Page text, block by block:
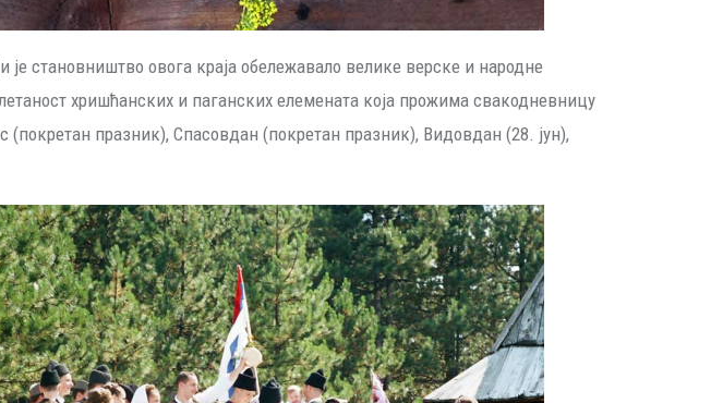
становништво овога краја обележавало велике верске и народне
хришћанских и паганских елемената која прожима свакодневницу
(покретан празник), Спасовдан (покретан празник), Видовдан (28. јун),